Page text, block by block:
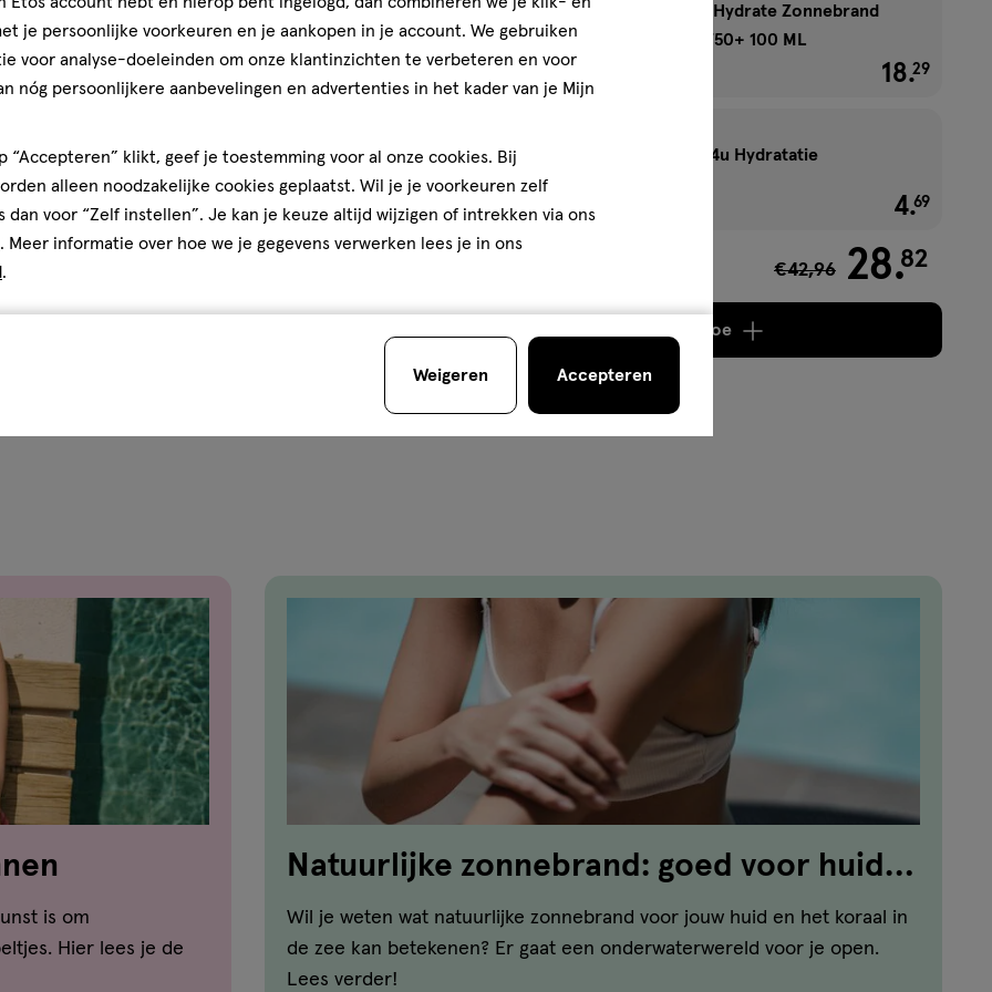
Ik vind het
te smeren met een hoge
reageert niet allergisch
NIVEA SUN Protect & Hydrate Zonnebrand
Lotion Travel Size SPF50+ 100 ML
1+1 gratis 18.29
Labello Sun Protect 24u Hydratatie
Lippenbalsem SPF50
4.69
€42,96 28.82
toe
is om
Hier lees je de
Natuurlijke zonnebrand: goed voor huid
en koraal?
Wil je weten wat natuurlijke zonnebrand voor jouw huid en het koraal in
de zee kan betekenen? Er gaat een onderwaterwereld voor je open.
Lees verder!
je persoonlijke voorkeuren en je aankopen in je account. We gebruiken
voor analyse-doeleinden om onze klantinzichten te verbeteren en voor
nóg persoonlijkere aanbevelingen en advertenties in het kader van je Mijn
“Accepteren” klikt, geef je toestemming voor al onze cookies. Bij
alleen noodzakelijke cookies geplaatst. Wil je je voorkeuren zelf
dan voor “Zelf instellen”. Je kan je keuze altijd wijzigen of intrekken via ons
. Meer informatie over hoe we je gegevens verwerken lees je in ons
.
Weigeren Accepteren